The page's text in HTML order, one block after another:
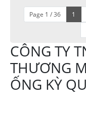
Page 1 / 36 1
CÔNG TY
THƯƠNG
ỐNG KỲ